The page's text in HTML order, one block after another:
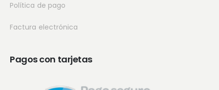
Política de pago
Factura electrónica
Pagos con tarjetas